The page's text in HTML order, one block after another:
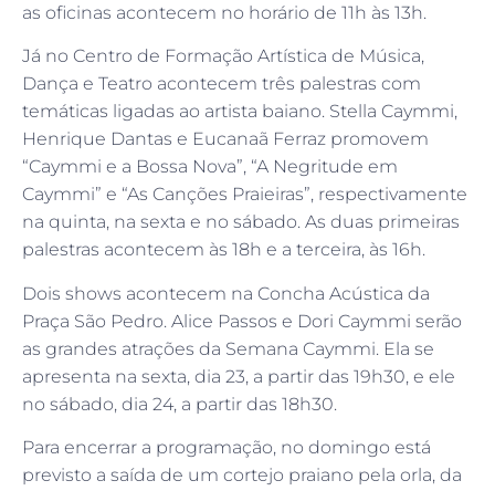
as oficinas acontecem no horário de 11h às 13h.
Já no Centro de Formação Artística de Música,
Dança e Teatro acontecem três palestras com
temáticas ligadas ao artista baiano. Stella Caymmi,
Henrique Dantas e Eucanaã Ferraz promovem
“Caymmi e a Bossa Nova”, “A Negritude em
Caymmi” e “As Canções Praieiras”, respectivamente
na quinta, na sexta e no sábado. As duas primeiras
palestras acontecem às 18h e a terceira, às 16h.
Dois shows acontecem na Concha Acústica da
Praça São Pedro. Alice Passos e Dori Caymmi serão
as grandes atrações da Semana Caymmi. Ela se
apresenta na sexta, dia 23, a partir das 19h30, e ele
no sábado, dia 24, a partir das 18h30.
Para encerrar a programação, no domingo está
previsto a saída de um cortejo praiano pela orla, da